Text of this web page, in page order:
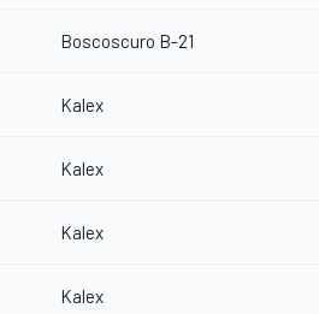
Boscoscuro B-21
Kalex
Kalex
Kalex
Kalex